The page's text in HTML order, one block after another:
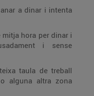
a dinar i intenta
hora per dinar i
i sense
taula de treball
alguna altra zona